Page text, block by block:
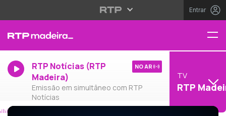
Entrar
RTP Notícias (RTP
Madeira)
Emissão em simultâneo com RTP
Notícias
NO AR
TV
RTP